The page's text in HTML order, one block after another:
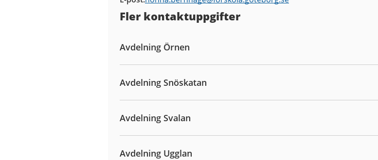
Fler kontaktuppgifter
Avdelning Örnen
Avdelning Snöskatan
Avdelning Svalan
Avdelning Ugglan